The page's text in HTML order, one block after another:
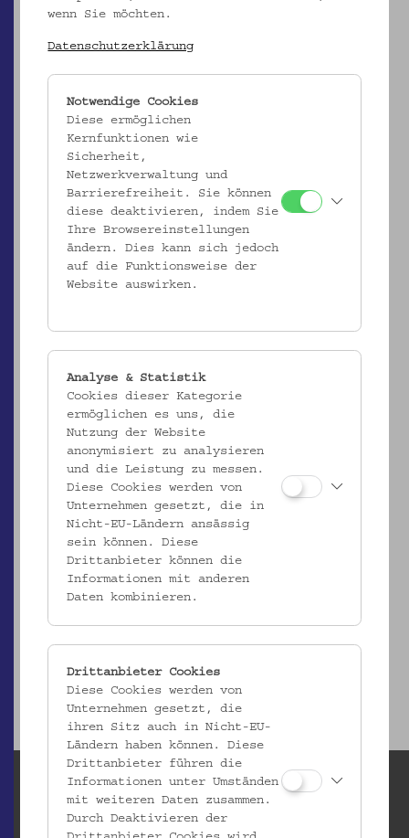
Ergebnisliste (2)
ÖMV/78.673
Textileinsatz mit Goldstickerei und Lochspitze
ÖMV/78.698
Textileinsatz mit Klöppelspitzen
_MEHR
wenn Sie möchten.
Datenschutzerklärung
Notwendige Cookies
Diese ermöglichen
Kernfunktionen wie
Sicherheit,
Netzwerkverwaltung und
Barrierefreiheit. Sie können
diese deaktivieren, indem Sie
Ihre Browsereinstellungen
ändern. Dies kann sich jedoch
auf die Funktionsweise der
Website auswirken.
Analyse & Statistik
Cookies dieser Kategorie
ermöglichen es uns, die
Nutzung der Website
anonymisiert zu analysieren
und die Leistung zu messen.
Diese Cookies werden von
Unternehmen gesetzt, die in
Nicht-EU-Ländern ansässig
sein können. Diese
Drittanbieter können die
Informationen mit anderen
Daten kombinieren.
Drittanbieter Cookies
Diese Cookies werden von
Unternehmen gesetzt, die
ihren Sitz auch in Nicht-EU-
Ländern haben können. Diese
Drittanbieter führen die
Informationen unter Umständen
mit weiteren Daten zusammen.
Durch Deaktivieren der